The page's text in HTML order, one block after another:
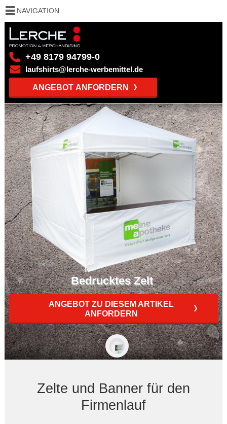
+49 8179 94799-0
laufshirts@lerche-werbemittel.de
ANGEBOT ANFORDERN
NAVIGATION
Bedrucktes Zelt
ANGEBOT ZU DIESEM ARTIKEL
ANFORDERN
Zelte und Banner für den
Firmenlauf